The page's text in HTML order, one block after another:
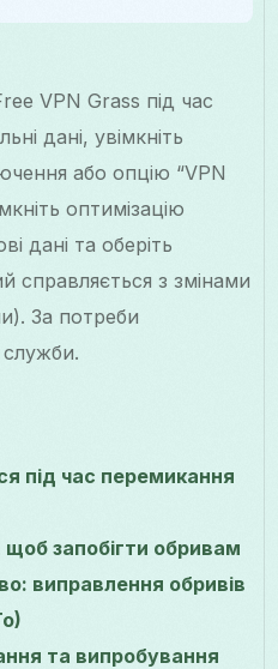
VPN Grass під час
дані, увімкніть
або опцію “VPN
оптимізацію
дані та оберіть
справляється з змінами
За потреби
служби.
під час перемикання
запобігти обривам
виправлення обривів
та випробування